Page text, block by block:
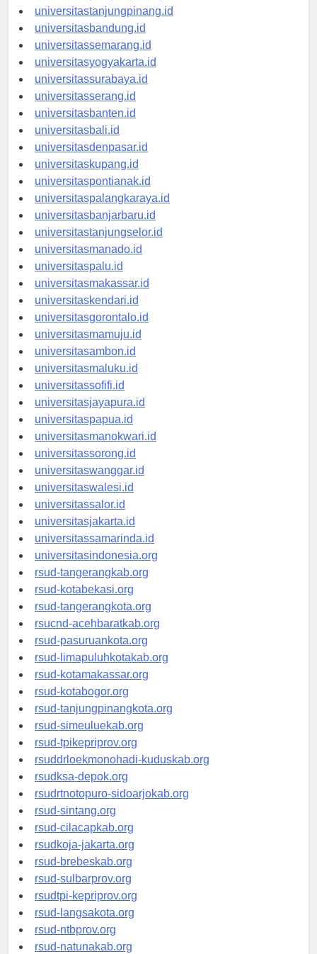
universitaspangkalpinang.id
universitastanjungpinang.id
universitasbandung.id
universitassemarang.id
universitasyogyakarta.id
universitassurabaya.id
universitasserang.id
universitasbanten.id
universitasbali.id
universitasdenpasar.id
universitaskupang.id
universitaspontianak.id
universitaspalangkaraya.id
universitasbanjarbaru.id
universitastanjungselor.id
universitasmanado.id
universitaspalu.id
universitasmakassar.id
universitaskendari.id
universitasgorontalo.id
universitasmamuju.id
universitasambon.id
universitasmaluku.id
universitassofifi.id
universitasjayapura.id
universitaspapua.id
universitasmanokwari.id
universitassorong.id
universitaswanggar.id
universitaswalesi.id
universitassalor.id
universitasjakarta.id
universitassamarinda.id
universitasindonesia.org
rsud-tangerangkab.org
rsud-kotabekasi.org
rsud-tangerangkota.org
rsucnd-acehbaratkab.org
rsud-pasuruankota.org
rsud-limapuluhkotakab.org
rsud-kotamakassar.org
rsud-kotabogor.org
rsud-tanjungpinangkota.org
rsud-simeuluekab.org
rsud-tpikepriprov.org
rsuddrloekmonohadi-kuduskab.org
rsudksa-depok.org
rsudrtnotopuro-sidoarjokab.org
rsud-sintang.org
rsud-cilacapkab.org
rsudkoja-jakarta.org
rsud-brebeskab.org
rsud-sulbarprov.org
rsudtpi-kepriprov.org
rsud-langsakota.org
rsud-ntbprov.org